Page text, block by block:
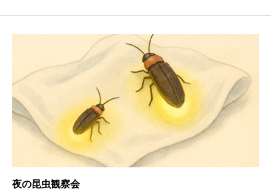
夜の昆虫観察会